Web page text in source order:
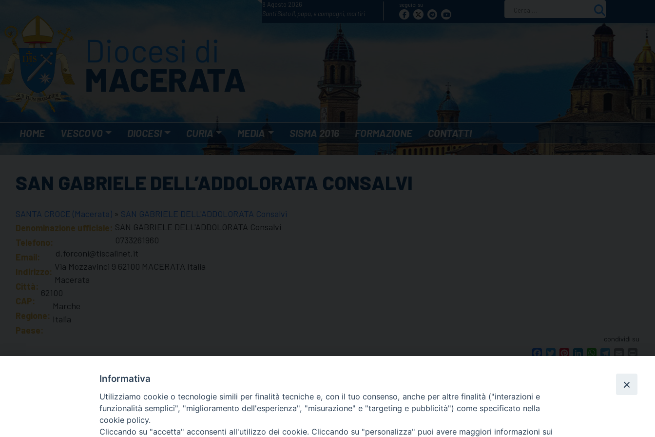
content
8 Agosto 2026
Santi Sisto II, papa, e compagni, martiri
seguici su
per:
HOME VESCOVO DIOCESI CURIA MEDIA SISMA 2016 FORMAZIONE CONTATTI
SAN GABRIELE DELL’ADDOLORATA CONSALVI
SANTA CROCE (Macerata) » SAN GABRIELE DELL'ADDOLORATA Consalvi
Denominazione ufficiale: SAN GABRIELE DELL'ADDOLORATA Consalvi
Telefono:
0733261960
Email:
d.forconi@tiscalinet.it
Indirizzo: Via Mozzavinci 9 62100 MACERATA Italia
Città:
Macerata
CAP:
62100
Regione:
Marche
Paese:
Italia
condividi su
FacebookTwitterPinterestLinkedInWhatsApp
Diocesi di Macerata
Informativa
Utilizziamo cookie o tecnologie simili per finalità tecniche e, con il tuo consenso, anche per altre finalità ("interazioni e
funzionalità semplici", "miglioramento dell'esperienza", "misurazione" e "targeting e pubblicità") come specificato nella
cookie policy.
Cliccando su "accetta" acconsenti all'utilizzo dei cookie. Cliccando su "personalizza" puoi avere maggiori informazioni sui